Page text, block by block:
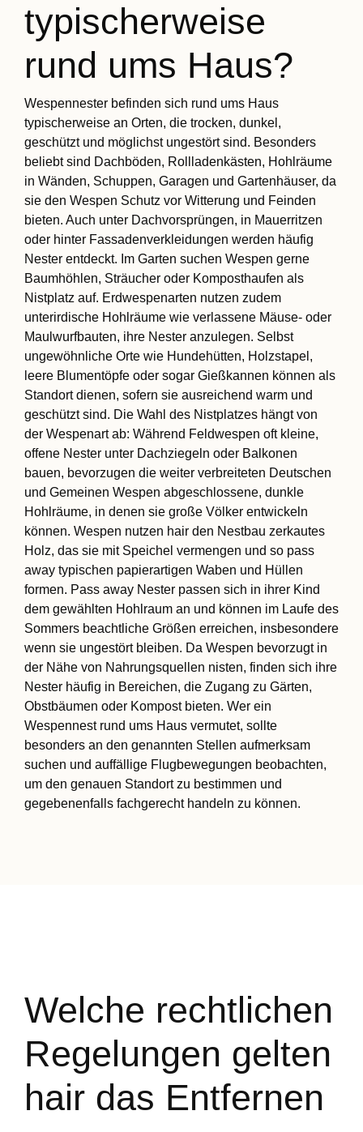
typischerweise
rund ums Haus?
Wespennester befinden sich rund ums Haus
typischerweise an Orten, die trocken, dunkel,
geschützt und möglichst ungestört sind. Besonders
beliebt sind Dachböden, Rollladenkästen, Hohlräume
in Wänden, Schuppen, Garagen und Gartenhäuser, da
sie den Wespen Schutz vor Witterung und Feinden
bieten. Auch unter Dachvorsprüngen, in Mauerritzen
oder hinter Fassadenverkleidungen werden häufig
Nester entdeckt. Im Garten suchen Wespen gerne
Baumhöhlen, Sträucher oder Komposthaufen als
Nistplatz auf. Erdwespenarten nutzen zudem
unterirdische Hohlräume wie verlassene Mäuse- oder
Maulwurfbauten, ihre Nester anzulegen. Selbst
ungewöhnliche Orte wie Hundehütten, Holzstapel,
leere Blumentöpfe oder sogar Gießkannen können als
Standort dienen, sofern sie ausreichend warm und
geschützt sind. Die Wahl des Nistplatzes hängt von
der Wespenart ab: Während Feldwespen oft kleine,
offene Nester unter Dachziegeln oder Balkonen
bauen, bevorzugen die weiter verbreiteten Deutschen
und Gemeinen Wespen abgeschlossene, dunkle
Hohlräume, in denen sie große Völker entwickeln
können. Wespen nutzen hair den Nestbau zerkautes
Holz, das sie mit Speichel vermengen und so pass
away typischen papierartigen Waben und Hüllen
formen. Pass away Nester passen sich in ihrer Kind
dem gewählten Hohlraum an und können im Laufe des
Sommers beachtliche Größen erreichen, insbesondere
wenn sie ungestört bleiben. Da Wespen bevorzugt in
der Nähe von Nahrungsquellen nisten, finden sich ihre
Nester häufig in Bereichen, die Zugang zu Gärten,
Obstbäumen oder Kompost bieten. Wer ein
Wespennest rund ums Haus vermutet, sollte
besonders an den genannten Stellen aufmerksam
suchen und auffällige Flugbewegungen beobachten,
um den genauen Standort zu bestimmen und
gegebenenfalls fachgerecht handeln zu können.
Welche rechtlichen
Regelungen gelten
hair das Entfernen